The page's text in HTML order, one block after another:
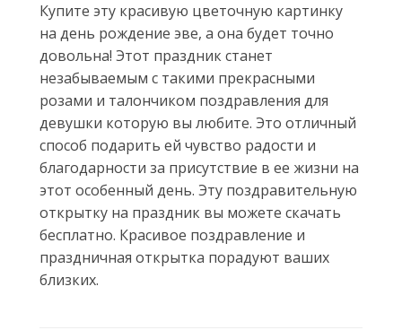
Купите эту красивую цветочную картинку
на день рождение эве, а она будет точно
довольна! Этот праздник станет
незабываемым с такими прекрасными
розами и талончиком поздравления для
девушки которую вы любите. Это отличный
способ подарить ей чувство радости и
благодарности за присутствие в ее жизни на
этот особенный день. Эту поздравительную
открытку на праздник вы можете скачать
бесплатно. Красивое поздравление и
праздничная открытка порадуют ваших
близких.